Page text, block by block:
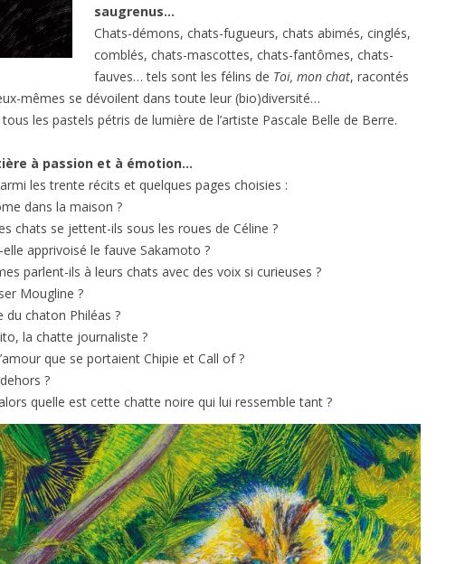
saugrenus…
Chats-démons, chats-fugueurs, chats abimés, cinglés,
comblés, chats-mascottes, chats-fantômes, chats-
fauves… tels sont les félins de Toi, mon chat, racontés
mêmes se dévoilent dans toute leur (bio)diversité…
les pastels pétris de lumière de l’artiste Pascale Belle de Berre.
à passion et à émotion…
les trente récits et quelques pages choisies :
dans la maison ?
chats se jettent-ils sous les roues de Céline ?
apprivoisé le fauve Sakamoto ?
parlent-ils à leurs chats avec des voix si curieuses ?
Mougline ?
du chaton Philéas ?
la chatte journaliste ?
que se portaient Chipie et Call of ?
?
quelle est cette chatte noire qui lui ressemble tant ?